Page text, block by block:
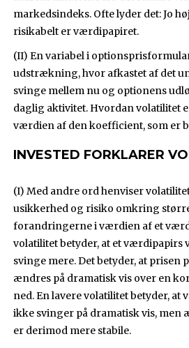
markedsindeks. Ofte lyder det: Jo
risikabelt er værdipapiret.
(II) En variabel i
udstrækning, hvor afkastet af det
svinge mellem nu og optionens
daglig aktivitet. Hvordan volatilitet
værdien af den koefficient, som er
INVESTED FORKLARER
(I) Med andre ord henviser
usikkerhed og risiko omkring
forandringerne i værdien af et
volatilitet betyder, at et
svinge mere. Det betyder, at prisen
ændres på dramatisk vis over en
ned. En lavere volatilitet betyder,
ikke svinger på dramatisk vis,
er derimod mere stabile.